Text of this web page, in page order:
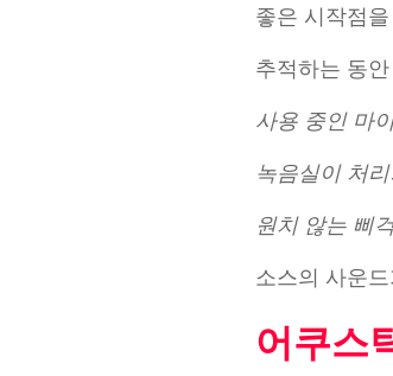
좋은 시작점
추적하는 동
사용 중인 마
녹음실이 처
원치 않는 삐
소스의 사운
어쿠스